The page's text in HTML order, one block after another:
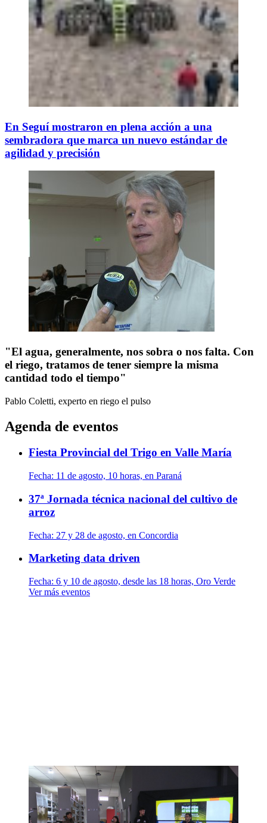
En Seguí mostraron en plena acción a una
sembradora que marca un nuevo estándar de
agilidad y precisión
"El agua, generalmente, nos sobra o nos falta. Con
el riego, tratamos de tener siempre la misma
cantidad todo el tiempo"
Pablo Coletti, experto en riego el pulso
Agenda de eventos
Fiesta Provincial del Trigo en Valle María
Fecha: 11 de agosto, 10 horas, en Paraná
37ª Jornada técnica nacional del cultivo de
arroz
Fecha: 27 y 28 de agosto, en Concordia
Marketing data driven
Fecha: 6 y 10 de agosto, desde las 18 horas, Oro Verde
Ver más eventos